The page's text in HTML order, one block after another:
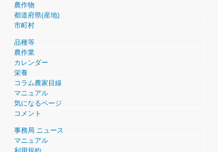
農作物
都道府県(産地)
市町村
品種等
農作業
カレンダー
栄養
コラム農家目線
マニュアル
気になるページ
コメント
事務局 ニュース
マニュアル